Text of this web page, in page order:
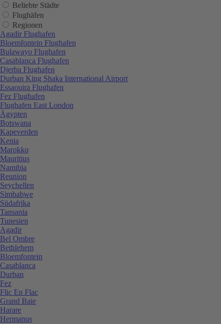
Beliebte Städte
Flughäfen
Regionen
Agadir Flughafen
Bloemfontein Flughafen
Bulawayo Flughafen
Casablanca Flughafen
Djerba Flughafen
Durban King Shaka International Airport
Essaouira Flughafen
Fez Flughafen
Flughafen East London
Ägypten
Botswana
Kapeverden
Kenia
Marokko
Mauritius
Namibia
Reunion
Seychellen
Simbabwe
Südafrika
Tansania
Tunesien
Agadir
Bel Ombre
Bethlehem
Bloemfontein
Casablanca
Durban
Fez
Flic En Flac
Grand Baie
Harare
Hermanus